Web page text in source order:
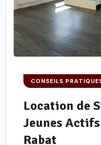
CONSEILS
Location de
Jeunes
Rabat